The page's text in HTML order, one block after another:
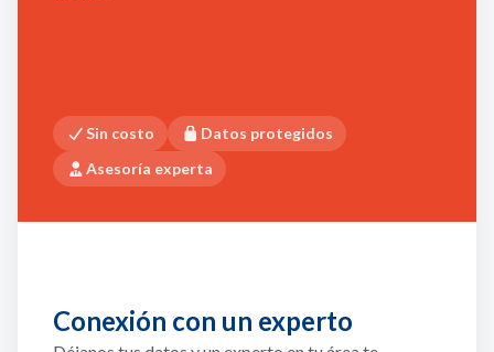
Sin costo
Datos protegidos
Asesoría experta
Conexión con un experto